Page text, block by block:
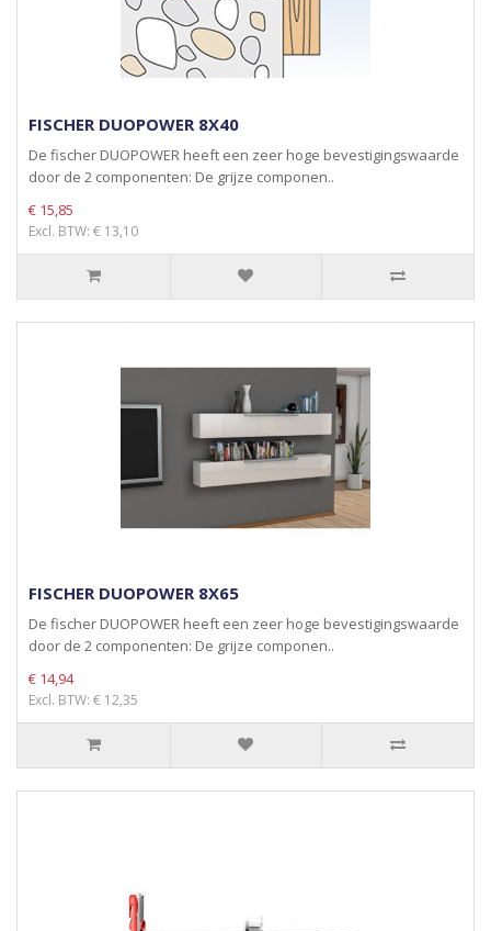
FISCHER DUOPOWER 8X40
De fischer DUOPOWER heeft een zeer hoge bevestigingswaarde
door de 2 componenten: De grijze componen..
€ 15,85
Excl. BTW: € 13,10
FISCHER DUOPOWER 8X65
De fischer DUOPOWER heeft een zeer hoge bevestigingswaarde
door de 2 componenten: De grijze componen..
€ 14,94
Excl. BTW: € 12,35